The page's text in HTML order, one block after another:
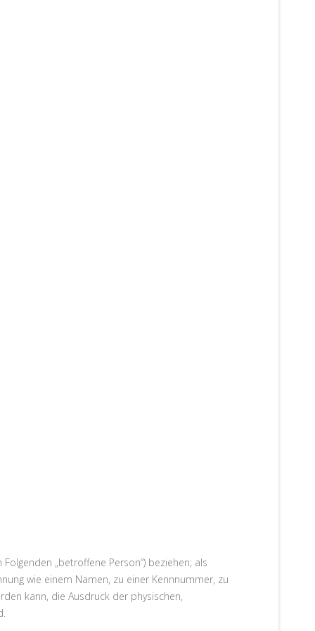
„betroffene Person“) beziehen; als
wie einem Namen, zu einer Kennnummer, zu
kann, die Ausdruck der physischen,